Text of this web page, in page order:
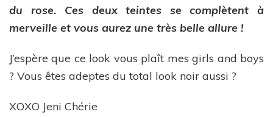
du rose. Ces deux teintes se complètent à
merveille et vous aurez une très belle allure !
J’espère que ce look vous plaît mes girls and boys
? Vous êtes adeptes du total look noir aussi ?
XOXO Jeni Chérie